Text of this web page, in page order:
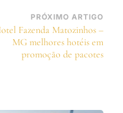
PRÓXIMO ARTIGO
Fazenda Matozinhos –
MG melhores hotéis em
promoção de pacotes